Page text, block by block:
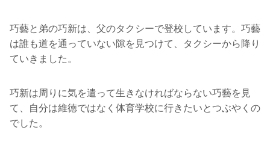
巧藝と弟の巧新は、父のタクシーで登校しています。巧藝
は誰も道を通っていない隙を見つけて、タクシーから降り
ていきました。
巧新は周りに気を遣って生きなければならない巧藝を見
て、自分は維徳ではなく体育学校に行きたいとつぶやくの
でした。